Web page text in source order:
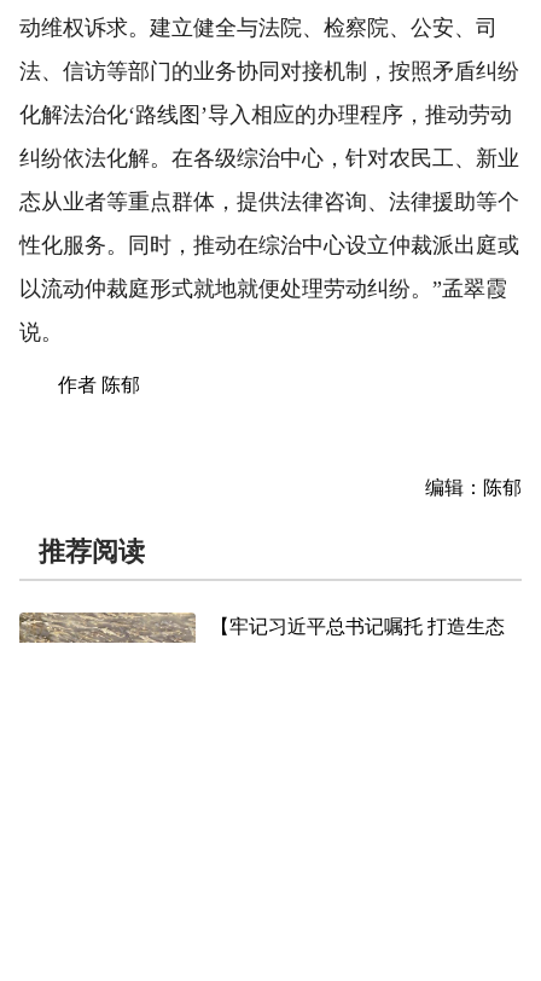
动维权诉求。建立健全与法院、检察院、公安、司
法、信访等部门的业务协同对接机制，按照矛盾纠纷
化解法治化‘路线图’导入相应的办理程序，推动劳动
纠纷依法化解。在各级综治中心，针对农民工、新业
态从业者等重点群体，提供法律咨询、法律援助等个
性化服务。同时，推动在综治中心设立仲裁派出庭或
以流动仲裁庭形式就地就便处理劳动纠纷。”孟翠霞
说。
作者 陈郁
编辑：陈郁
推荐阅读
【牢记习近平总书记嘱托 打造生态